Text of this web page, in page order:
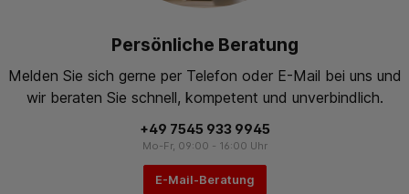
Persönliche Beratung
Melden Sie sich gerne per Telefon oder E-Mail bei uns und
wir beraten Sie schnell, kompetent und unverbindlich.
+49 7545 933 9945
Mo-Fr, 09:00 - 16:00 Uhr
E-Mail-Beratung